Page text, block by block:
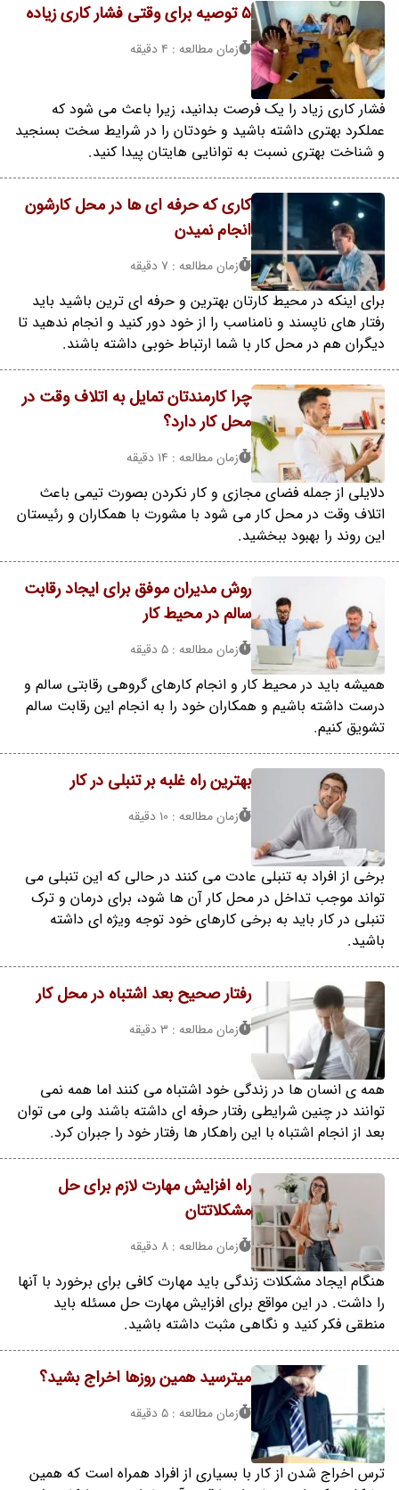
5 توصیه برای وقتی فشار کاری زیاده
زمان مطالعه : 4 دقیقه
فشار کاری زیاد را یک فرصت بدانید، زیرا باعث می شود که
عملکرد بهتری داشته باشید و خودتان را در شرایط سخت بسنجید
و شناخت بهتری نسبت به توانایی هایتان پیدا کنید.
کاری که حرفه ای ها در محل کارشون
انجام نمیدن
زمان مطالعه : 7 دقیقه
برای اینکه در محیط کارتان بهترین و حرفه ای ترین باشید باید
رفتار های ناپسند و نامناسب را از خود دور کنید و انجام ندهید تا
دیگران هم در محل کار با شما ارتباط خوبی داشته باشند.
چرا کارمندتان تمایل به اتلاف وقت در
محل کار دارد؟
زمان مطالعه : 14 دقیقه
دلایلی از جمله فضای مجازی و کار نکردن بصورت تیمی باعث
اتلاف وقت در محل کار می شود با مشورت با همکاران و رئیستان
این روند را بهبود ببخشید.
روش مدیران موفق برای ایجاد رقابت
سالم در محیط کار
زمان مطالعه : 5 دقیقه
همیشه باید در محیط کار و انجام کارهای گروهی رقابتی سالم و
درست داشته باشیم و همکاران خود را به انجام این رقابت سالم
تشویق کنیم.
بهترین راه غلبه بر تنبلی در کار
زمان مطالعه : 10 دقیقه
برخی از افراد به تنبلی عادت می کنند در حالی که این تنبلی می
تواند موجب تداخل در محل کار آن ها شود، برای درمان و ترک
تنبلی در کار باید به برخی کارهای خود توجه ویژه ای داشته
باشید.
رفتار صحیح بعد اشتباه در محل کار
زمان مطالعه : 3 دقیقه
همه ی انسان ها در زندگی خود اشتباه می کنند اما همه نمی
توانند در چنین شرایطی رفتار حرفه ای داشته باشند ولی می توان
بعد از انجام اشتباه با این راهکار ها رفتار خود را جبران کرد.
راه افزایش مهارت لازم برای حل
مشکلاتتان
زمان مطالعه : 8 دقیقه
هنگام ایجاد مشکلات زندگی باید مهارت کافی برای برخورد با آنها
را داشت. در این مواقع برای افزایش مهارت حل مسئله باید
منطقی فکر کنید و نگاهی مثبت داشته باشید.
میترسید همین روزها اخراج بشید؟
زمان مطالعه : 5 دقیقه
ترس اخراج شدن از کار با بسیاری از افراد همراه است که همین